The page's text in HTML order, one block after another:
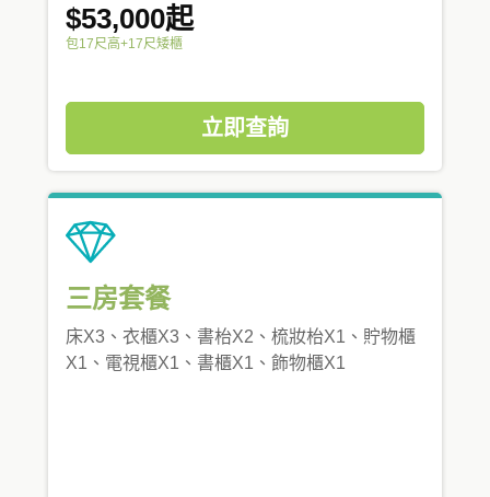
$53,000起
包17尺高+17尺矮櫃
立即查詢
三房套餐
床X3、衣櫃X3、書枱X2、梳妝枱X1、貯物櫃
X1、電視櫃X1、書櫃X1、飾物櫃X1